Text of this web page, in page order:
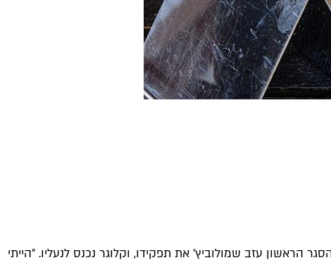
עזב שמולוביץ׳ את תפקידו, וקלוגר נכנס לנעליו. ״הייתי